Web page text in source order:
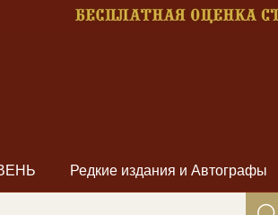
Редкие издания и Автографы